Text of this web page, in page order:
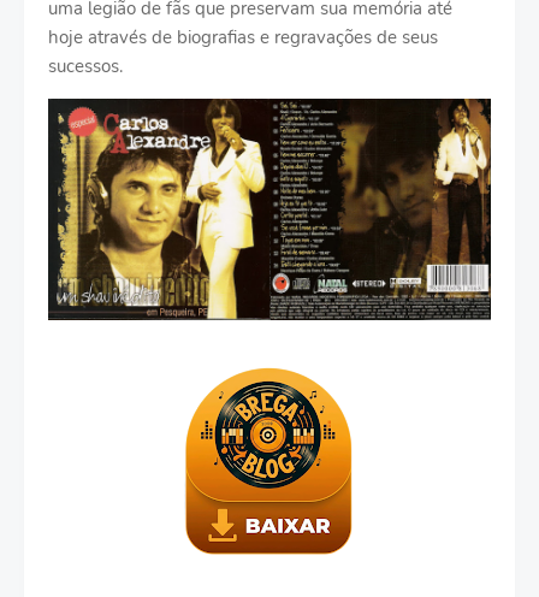
uma legião de fãs que preservam sua memória até
hoje através de biografias e regravações de seus
sucessos.